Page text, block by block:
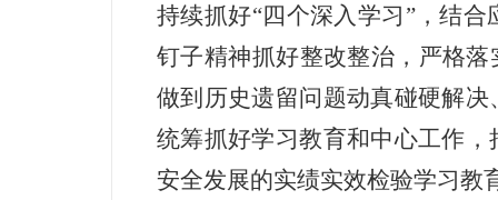
持续抓好“四个深入学习”，结
钉子精神抓好整改整治，严格落
做到历史遗留问题动真碰硬解
统筹抓好学习教育和中心工作
安全发展的实绩实效检验学习教